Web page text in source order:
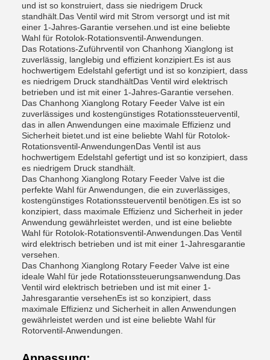
und ist so konstruiert, dass sie niedrigem Druck
standhält.Das Ventil wird mit Strom versorgt und ist mit
einer 1-Jahres-Garantie versehen.und ist eine beliebte
Wahl für Rotolok-Rotationsventil-Anwendungen.
Das Rotations-Zuführventil von Chanhong Xianglong ist
zuverlässig, langlebig und effizient konzipiert.Es ist aus
hochwertigem Edelstahl gefertigt und ist so konzipiert, dass
es niedrigem Druck standhältDas Ventil wird elektrisch
betrieben und ist mit einer 1-Jahres-Garantie versehen.
Das Chanhong Xianglong Rotary Feeder Valve ist ein
zuverlässiges und kostengünstiges Rotationssteuerventil,
das in allen Anwendungen eine maximale Effizienz und
Sicherheit bietet.und ist eine beliebte Wahl für Rotolok-
Rotationsventil-AnwendungenDas Ventil ist aus
hochwertigem Edelstahl gefertigt und ist so konzipiert, dass
es niedrigem Druck standhält.
Das Chanhong Xianglong Rotary Feeder Valve ist die
perfekte Wahl für Anwendungen, die ein zuverlässiges,
kostengünstiges Rotationssteuerventil benötigen.Es ist so
konzipiert, dass maximale Effizienz und Sicherheit in jeder
Anwendung gewährleistet werden, und ist eine beliebte
Wahl für Rotolok-Rotationsventil-Anwendungen.Das Ventil
wird elektrisch betrieben und ist mit einer 1-Jahresgarantie
versehen.
Das Chanhong Xianglong Rotary Feeder Valve ist eine
ideale Wahl für jede Rotationssteuerungsanwendung.Das
Ventil wird elektrisch betrieben und ist mit einer 1-
Jahresgarantie versehenEs ist so konzipiert, dass
maximale Effizienz und Sicherheit in allen Anwendungen
gewährleistet werden und ist eine beliebte Wahl für
Rotorventil-Anwendungen.